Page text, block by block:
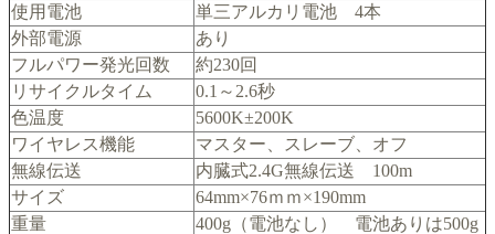
使用電池
単三アルカリ電池 4本
外部電源
あり
フルパワー発光回数
約230回
リサイクルタイム
0.1～2.6秒
色温度
5600K±200K
ワイヤレス機能
マスター、スレーブ、オフ
無線伝送
内臓式2.4G無線伝送 100m
サイズ
64mm×76ｍｍ×190mm
重量
400g（電池なし） 電池ありは500g